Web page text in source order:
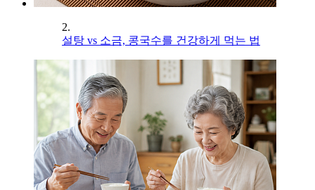
2.
설탕 vs 소금, 콩국수를 건강하게 먹는 법